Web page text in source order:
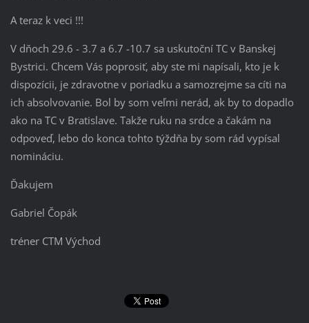
A teraz k veci !!!
V dňoch 29.6 - 3.7 a 6.7 -10.7 sa uskutoční TC v Banskej
Bystrici. Chcem Vás poprosiť, aby ste mi napísali, kto je k
dispozícii, je zdravotne v poriadku a samozrejme sa cíti na
ich absolvovanie. Bol by som veľmi nerád, ak by to dopadlo
ako na TC v Bratislave. Takže ruku na srdce a čakám na
odpoveď, lebo do konca tohto týždňa by som rád vypísal
nomináciu.
Ďakujem
Gabriel Čopák
tréner CTM Východ